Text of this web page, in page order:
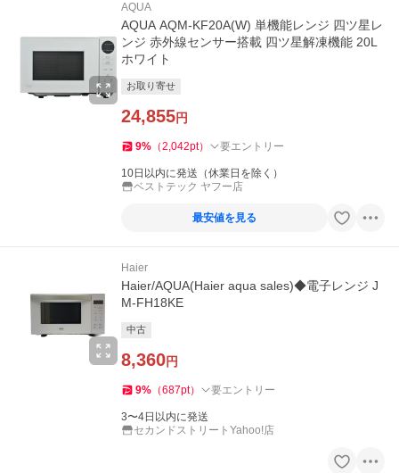
AQUA
AQUA AQM-KF20A(W) 単機能レンジ 四ツ星レ
ンジ 赤外線センサー搭載 四ツ星解凍機能 20L
ホワイト
お取り寄せ
24,855円
9% （2,042pt） 要エントリー
10日以内に発送（休業日を除く）
ベストテック ヤフー店
最安値を見る
Haier
Haier/AQUA(Haier aqua sales)◆電子レンジ J
M-FH18KE
中古
8,360円
9% （687pt） 要エントリー
3〜4日以内に発送
セカンドストリートYahoo!店